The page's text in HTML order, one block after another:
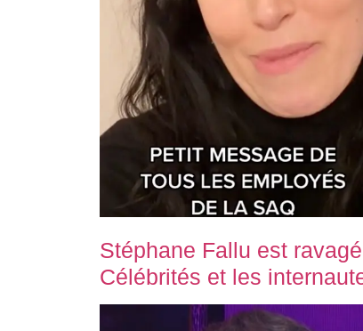
Stéphane Fallu est
Célébrités et les